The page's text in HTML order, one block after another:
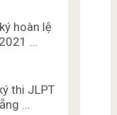
hoàn lệ
…
thi JLPT
…